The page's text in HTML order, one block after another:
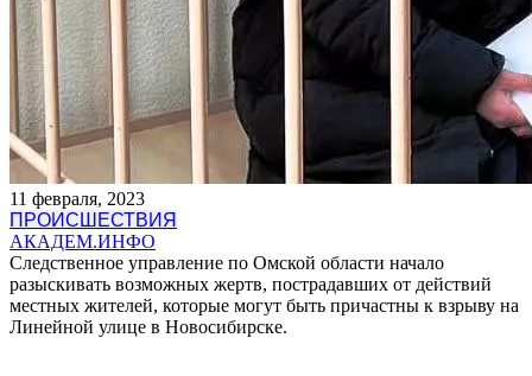
11 февраля, 2023
ПРОИСШЕСТВИЯ
АКАДЕМ.ИНФО
Следственное управление по Омской области начало
разыскивать возможных жертв, пострадавших от действий
местных жителей, которые могут быть причастны к взрыву на
Линейной улице в Новосибирске.